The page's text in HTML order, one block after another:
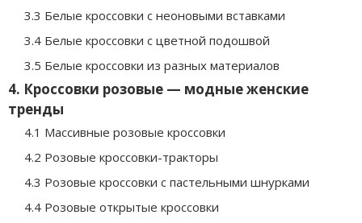
3.3 Белые кроссовки с неоновыми вставками
3.4 Белые кроссовки с цветной подошвой
3.5 Белые кроссовки из разных материалов
4. Кроссовки розовые — модные женские
тренды
4.1 Массивные розовые кроссовки
4.2 Розовые кроссовки-тракторы
4.3 Розовые кроссовки с пастельными шнурками
4.4 Розовые открытые кроссовки